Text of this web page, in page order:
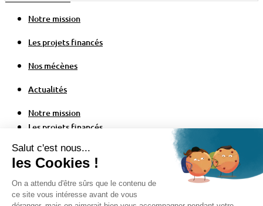
Notre mission
Les projets financés
Nos mécènes
Actualités
Notre mission
Les projets financés
Actualités
Politique de confidentialité